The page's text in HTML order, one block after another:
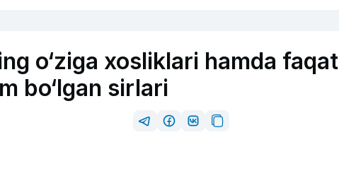
o‘ziga xosliklari hamda faqat
bo‘lgan sirlari